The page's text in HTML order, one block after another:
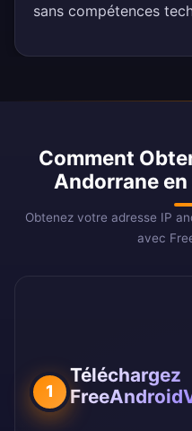
sans compétences
Comment
Andorrane
Obtenez votre adresse IP
avec
1
Téléchargez